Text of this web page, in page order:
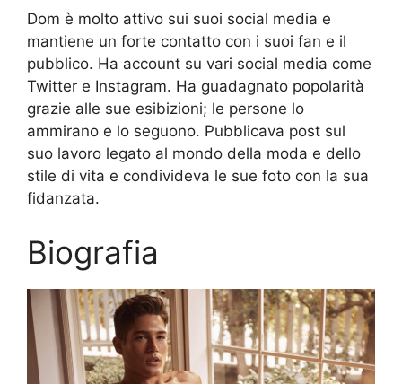
Dom è molto attivo sui suoi social media e
mantiene un forte contatto con i suoi fan e il
pubblico. Ha account su vari social media come
Twitter e Instagram. Ha guadagnato popolarità
grazie alle sue esibizioni; le persone lo
ammirano e lo seguono. Pubblicava post sul
suo lavoro legato al mondo della moda e dello
stile di vita e condivideva le sue foto con la sua
fidanzata.
Biografia